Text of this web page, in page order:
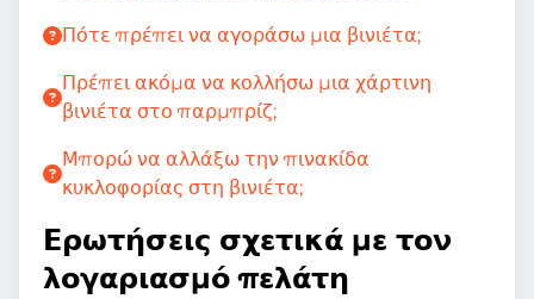
Πότε πρέπει να αγοράσω μια βινιέτα;
Πρέπει ακόμα να κολλήσω μια χάρτινη
βινιέτα στο παρμπρίζ;
Μπορώ να αλλάξω την πινακίδα
κυκλοφορίας στη βινιέτα;
Ερωτήσεις σχετικά με τον
λογαριασμό πελάτη